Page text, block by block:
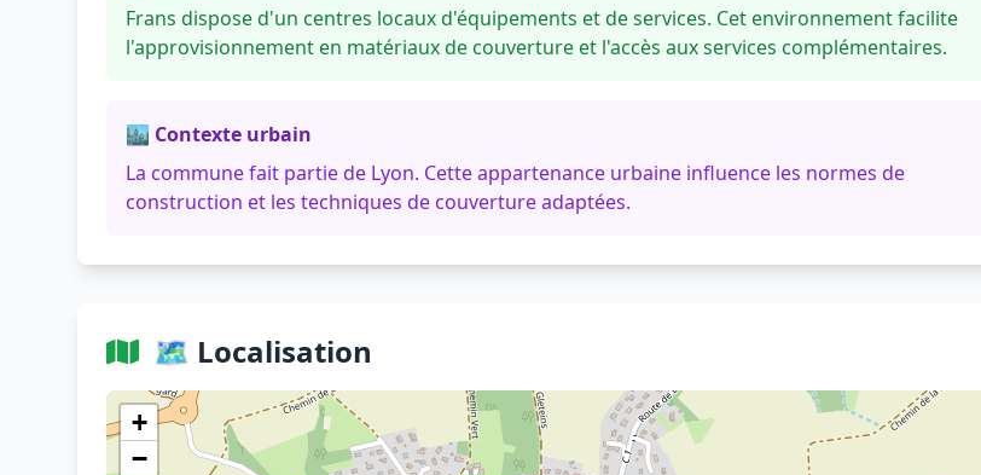
Frans dispose d'un centres locaux d'équipements et de services. Cet environnement facilite
l'approvisionnement en matériaux de couverture et l'accès aux services complémentaires.
🏙️ Contexte urbain
La commune fait partie de Lyon. Cette appartenance urbaine influence les normes de
construction et les techniques de couverture adaptées.
🗺️ Localisation
+
−
Voir sur OpenStreetMap